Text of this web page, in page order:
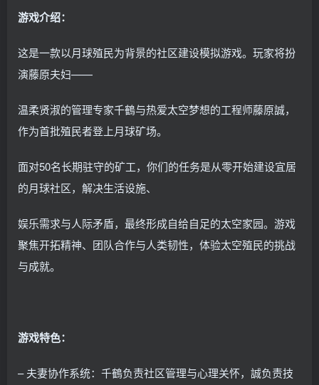
游戏介绍：
这是一款以月球殖民为背景的社区建设模拟游戏。玩家将扮
演藤原夫妇——
温柔贤淑的管理专家千鶴与热爱太空梦想的工程师藤原誠，
作为首批殖民者登上月球矿场。
面对50名长期驻守的矿工，你们的任务是从零开始建设宜居
的月球社区，解决生活设施、
娱乐需求与人际矛盾，最终形成自给自足的太空家园。游戏
聚焦开拓精神、团队合作与人类韧性，体验太空殖民的挑战
与成就。
游戏特色：
– 夫妻协作系统：千鶴负责社区管理与心理关怀，誠负责技